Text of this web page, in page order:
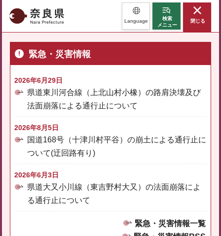
奈良県 Language
検索
メニュー
閉じる
緊急・災害情報
2026年6月29日
県道東川河合線（上北山村小橡）の路肩決壊及び
法面崩落による通行止について
2026年8月5日
国道168号（十津川村平谷）の崩土による通行止に
ついて(迂回路有り)
2026年6月3日
県道大又小川線（東吉野村大又）の法面崩落によ
る通行止について
緊急・災害情報一覧